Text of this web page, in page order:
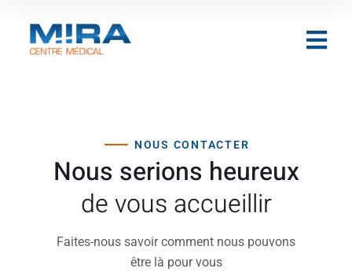
NOUS CONTACTER
Nous serions heureux
de vous accueillir
Faites-nous savoir comment nous pouvons
être là pour vous